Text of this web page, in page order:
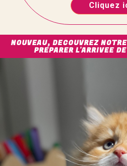
Cliquez
NOUVEAU, DECOUVREZ
PREPARER L'ARRIVEE